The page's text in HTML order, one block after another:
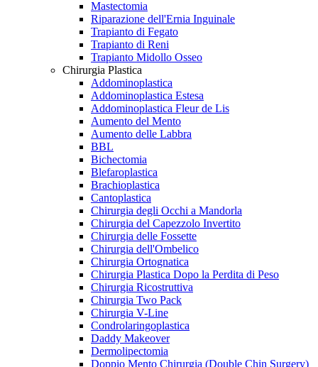
Mastectomia
Riparazione dell'Ernia Inguinale
Trapianto di Fegato
Trapianto di Reni
Trapianto Midollo Osseo
Chirurgia Plastica
Addominoplastica
Addominoplastica Estesa
Addominoplastica Fleur de Lis
Aumento del Mento
Aumento delle Labbra
BBL
Bichectomia
Blefaroplastica
Brachioplastica
Cantoplastica
Chirurgia degli Occhi a Mandorla
Chirurgia del Capezzolo Invertito
Chirurgia delle Fossette
Chirurgia dell'Ombelico
Chirurgia Ortognatica
Chirurgia Plastica Dopo la Perdita di Peso
Chirurgia Ricostruttiva
Chirurgia Two Pack
Chirurgia V-Line
Condrolaringoplastica
Daddy Makeover
Dermolipectomia
Doppio Mento Chirurgia (Double Chin Surgery)